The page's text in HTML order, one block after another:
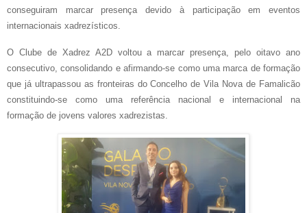
conseguiram marcar presença devido à participação em eventos
internacionais xadrezísticos.
O Clube de Xadrez A2D voltou a marcar presença, pelo oitavo ano
consecutivo, consolidando e afirmando-se como uma marca de formação
que já ultrapassou as fronteiras do Concelho de Vila Nova de Famalicão
constituindo-se como uma referência nacional e internacional na
formação de jovens valores xadrezistas.